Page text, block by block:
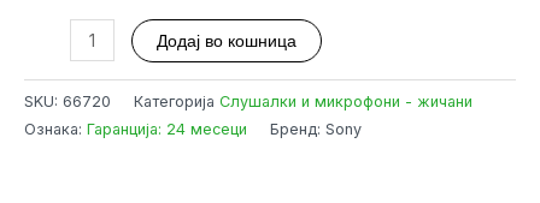
WF-
Додај во кошница
SKU: 66720 Категорија Слушалки и микрофони - жичани
Ознака: Гаранција: 24 месеци Бренд: Sony